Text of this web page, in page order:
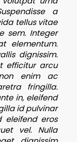
a
tellus vitae
sem. Integer
elementum.
dignissim.
efficitur arcu
enim ac
fringilla.
in, eleifend
id pulvinar
eleifend eros
vel. Nulla